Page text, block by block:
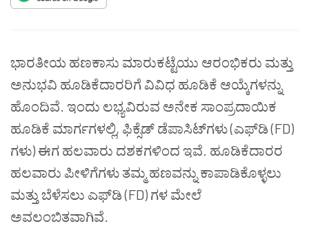
ಭಾರತೀಯ ಹಣಕಾಸು ಮಾರುಕಟ್ಟೆಯು ಆರಂಭಿಕರು ಮತ್ತು
ಅನುಭವಿ ಹೂಡಿಕೆದಾರರಿಗೆ ವಿವಿಧ ಹೂಡಿಕೆ ಆಯ್ಕೆಗಳನ್ನು
ಹೊಂದಿವೆ. ಇಂದು ಲಭ್ಯವಿರುವ ಅನೇಕ ಸಾಂಪ್ರದಾಯಿಕ
ಹೂಡಿಕೆ ಮಾರ್ಗಗಳಲ್ಲಿ, ಫಿಕ್ಸೆಡ್ ಡೆಪಾಸಿಟ್‌ಗಳು (ಎಫ್‌ಡಿ (FD)
ಗಳು) ಈಗ ಹಲವಾರು ದಶಕಗಳಿಂದ ಇವೆ. ಹೂಡಿಕೆದಾರರ
ಹಲವಾರು ಪೀಳಿಗೆಗಳು ತಮ್ಮ ಹಣವನ್ನು ಕಾಪಾಡಿಕೊಳ್ಳಲು
ಮತ್ತು ಬೆಳೆಸಲು ಎಫ್‌ಡಿ (FD) ಗಳ ಮೇಲೆ
ಅವಲಂಬಿತವಾಗಿವೆ.